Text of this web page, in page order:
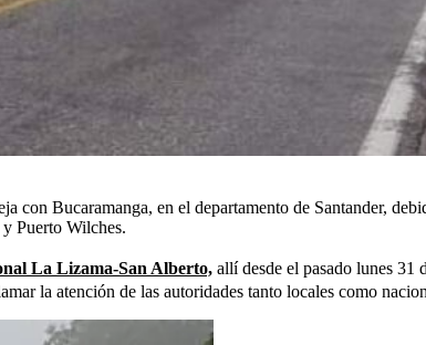
con Bucaramanga, en el departamento de Santander,
Puerto Wilches.
La Lizama-San Alberto, allí desde el pasado lunes 31
la atención de las autoridades tanto locales como